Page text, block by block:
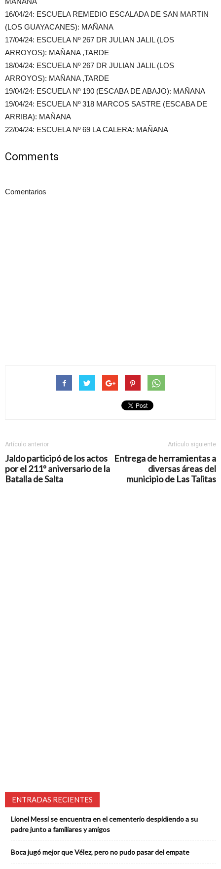
16/04/24: ESCUELA REMEDIO ESCALADA DE SAN MARTIN
(LOS GUAYACANES): MAÑANA
17/04/24: ESCUELA Nº 267 DR JULIAN JALIL (LOS
ARROYOS): MAÑANA ,TARDE
18/04/24: ESCUELA Nº 267 DR JULIAN JALIL (LOS
ARROYOS): MAÑANA ,TARDE
19/04/24: ESCUELA Nº 190 (ESCABA DE ABAJO): MAÑANA
19/04/24: ESCUELA Nº 318 MARCOS SASTRE (ESCABA DE
ARRIBA): MAÑANA
22/04/24: ESCUELA Nº 69 LA CALERA: MAÑANA
Comments
Comentarios
Artículo anterior
Jaldo participó de los actos
por el 211º aniversario de la
Batalla de Salta
Artículo siguiente
Entrega de herramientas a
diversas áreas del
municipio de Las Talitas
ENTRADAS RECIENTES
Lionel Messi se encuentra en el cementerio despidiendo a su
padre junto a familiares y amigos
Boca jugó mejor que Vélez, pero no pudo pasar del empate